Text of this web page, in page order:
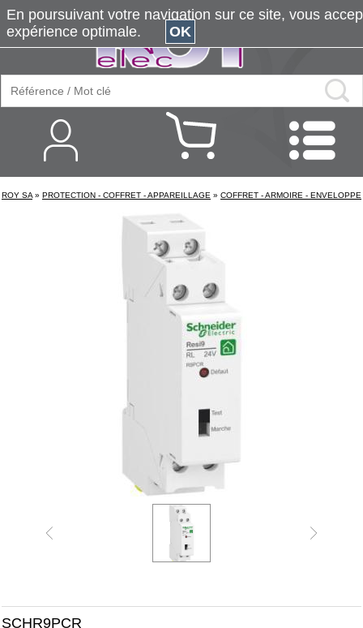
ROY SA » PROTECTION - COFFRET - APPAREILLAGE » COFFRET - ARMOIRE - ENVELOPPE
SCHR9PCR
En poursuivant votre navigation sur ce site, vous
expérience optimale.
OK